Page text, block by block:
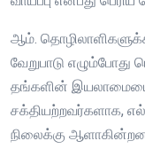
ஆம்.
வேறுபாடு
தங்களின் இயலாமையை
சக்தியற்றவர்களாக,
நிலைக்கு